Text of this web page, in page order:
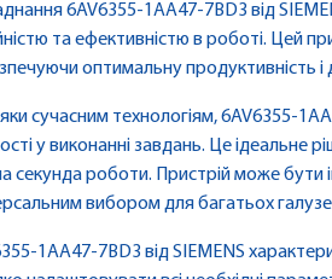
6AV6355-1AA47-7BD3 від
та ефективністю в роботі. Цей
оптимальну продуктивність і
сучасним технологіям, 6AV6355-
у виконанні завдань. Це ідеальне
секунда роботи. Пристрій може бути
вибором для багатьох
1AA47-7BD3 від SIEMENS